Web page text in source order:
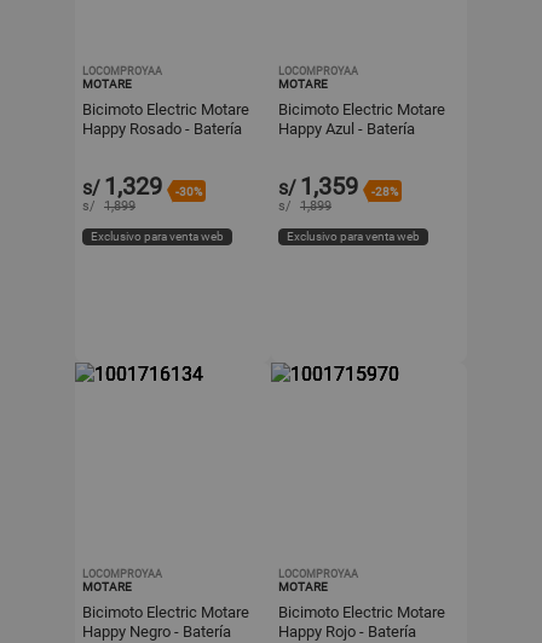
LOCOMPROYAA
MOTARE
Bicimoto Electric Motare
Happy Rosado - Batería
s/ 1,329 -30%
s/ 1,899
Exclusivo para venta web
LOCOMPROYAA
MOTARE
Bicimoto Electric Motare
Happy Azul - Batería
s/ 1,359 -28%
s/ 1,899
Exclusivo para venta web
LOCOMPROYAA
MOTARE
Bicimoto Electric Motare
Happy Negro - Batería
LOCOMPROYAA
MOTARE
Bicimoto Electric Motare
Happy Rojo - Batería